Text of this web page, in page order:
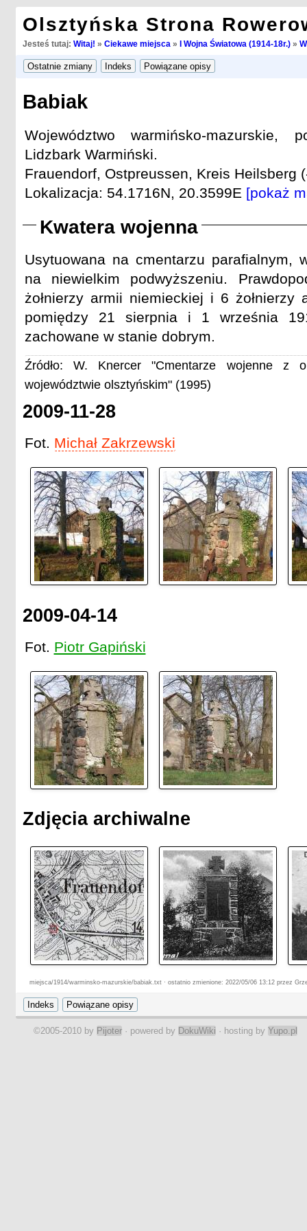
Olsztyńska Strona
Jesteś tutaj: Witaj! » Ciekawe miejsca » I Wojna Światowa (1914-18r.)»
Babiak
Województwo warmińsko-mazurskie,
Lidzbark Warmiński.
Frauendorf, Ostpreussen, Kreis Heilsberg
Lokalizacja: 54.1716N, 20.3599E [pokaż
Kwatera wojenna
Usytuowana na cmentarzu parafialnym,
na niewielkim podwyższeniu.
żołnierzy armii niemieckiej i 6 żołnierzy
pomiędzy 21 sierpnia i 1 września
zachowane w stanie dobrym.
Źródło: W. Knercer "Cmentarze wojenne z
województwie olsztyńskim" (1995)
2009-11-28
Fot. Michał Zakrzewski
2009-04-14
Fot. Piotr Gapiński
Zdjęcia archiwalne
miejsca/1914/warminsko-mazurskie/babiak.txt · ostatnio zmienione: 2022/05/06 13:12 przez
©2005-2010 by Pijoter · powered by DokuWiki · hosting by Yupo.pl